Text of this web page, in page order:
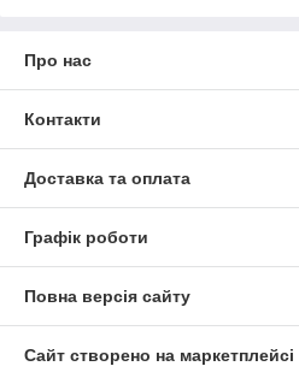
Про нас
Контакти
Доставка та оплата
Графік роботи
Повна версія сайту
Сайт створено на маркетплейсі